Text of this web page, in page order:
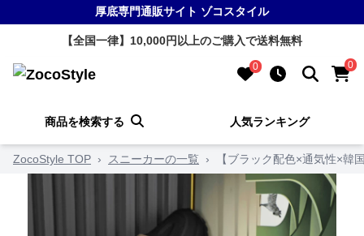
厚底専門通販サイト ゾコスタイル
【全国一律】10,000円以上のご購入で送料無料
0 0
商品を検索する 人気ランキング
ZocoStyle TOP › スニーカーの一覧 › 【ブラック配色×通気性×韓